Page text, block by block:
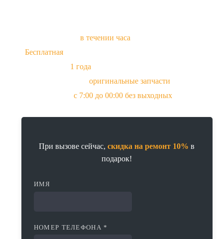
в течении часа
Бесплатная
1 года
оригинальные запчасти
с 7:00 до 00:00 без выходных
При вызове сейчас,скидка на ремонт 10% в
подарок!
ИМЯ
НОМЕР ТЕЛЕФОНА *